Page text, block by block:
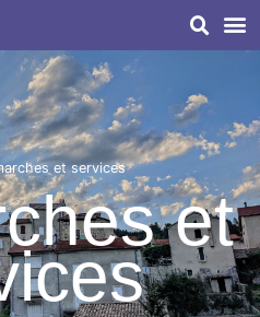
et services
et